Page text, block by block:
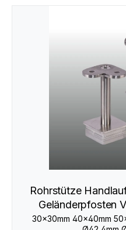
Rohrstütze
Geländerpfosten
30×30mm 40×40mm